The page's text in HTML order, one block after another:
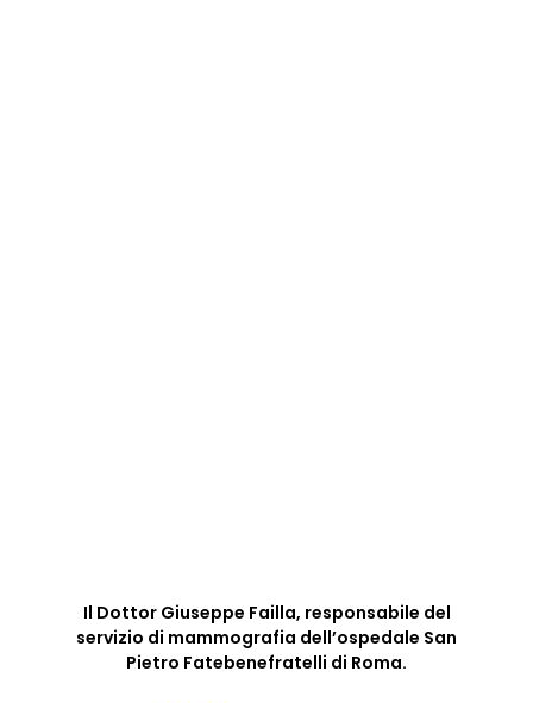
Il Dottor Giuseppe Failla, responsabile del
servizio di mammografia dell’ospedale San
Pietro Fatebenefratelli di Roma.